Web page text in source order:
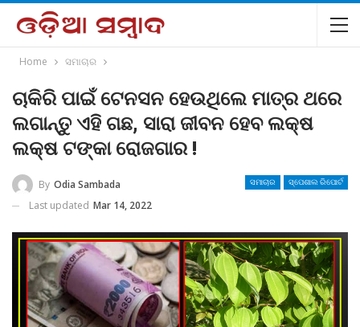
Home ସମାଚାର
ଚାକିରି ପାଇଁ ଟେନସନ ହେଉଥିଲେ ମାତ୍ର ଥରେ
ଲଗାନ୍ତୁ ଏହି ଗଛ, ସାରା ଜୀବନ ହେବ ଲକ୍ଷ
ଲକ୍ଷ ଟଙ୍କା ରୋଜଗାର !
ସମାଚାର ସ୍ପେଶାଲ ରିପୋର୍ଟ
By Odia Sambada
Last updated Mar 14, 2022